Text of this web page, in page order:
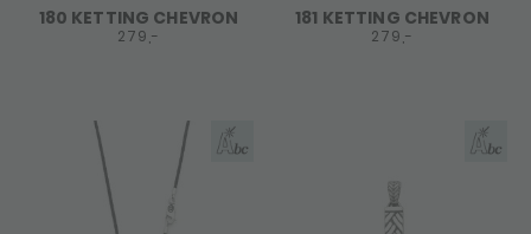
180 KETTING CHEVRON
279,-
181 KETTING CHEVRON
279,-